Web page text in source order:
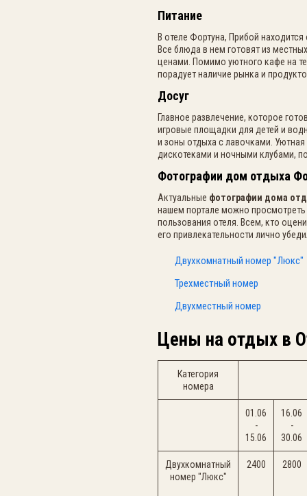
Питание
В отеле Фортуна, Прибой
Все блюда в нем готовят из
ценами. Помимо уютного кафе на
порадует наличие рынка и
Досуг
Главное развлечение, которое
игровые площадки для детей и
и зоны отдыха с лавочками.
дискотеками и ночными клубами,
Фотографии дом отдыха
Актуальные фотографии дома
нашем портале можно
пользования отеля. Всем, кто
его привлекательности лично
Двухкомнатный номер "Люкс"
Трехместный номер
Двухместный номер
Цены на отдых в
Категория
номера
01.06
-
15.06
16.06
-
30.06
Двухкомнатный
номер "Люкс"
2400 2800